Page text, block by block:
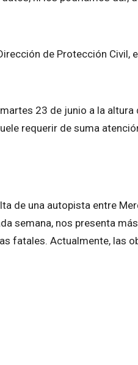
de Protección Civil,
23 de junio a la
requerir de suma
de una autopista entre
semana, nos presenta
fatales. Actualmente, las